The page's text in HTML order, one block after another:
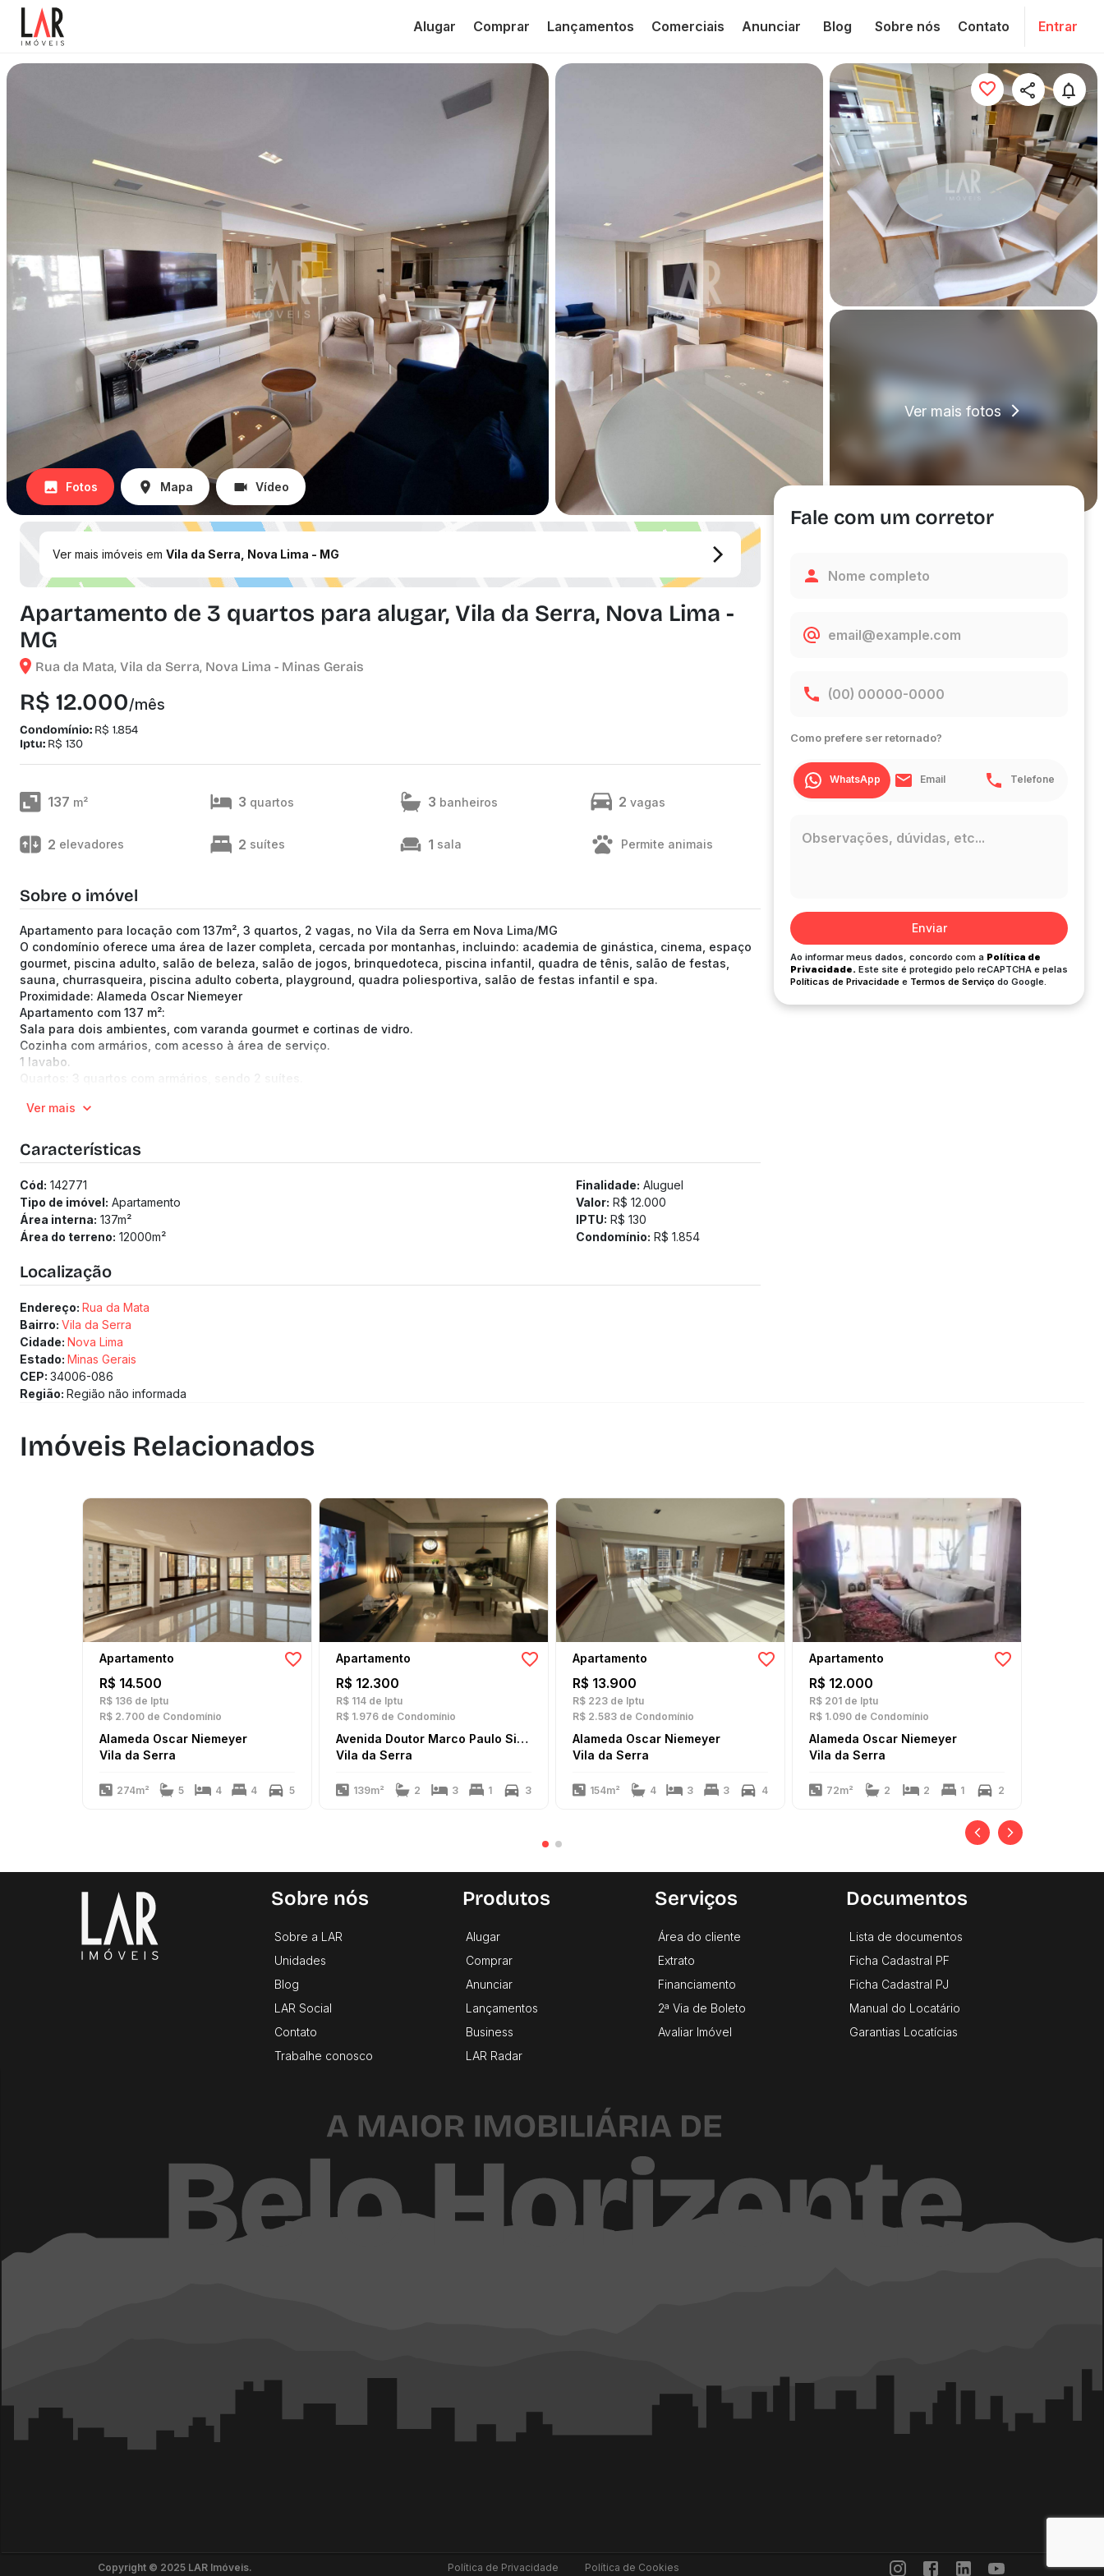
Alugar Comprar Lançamentos Comerciais Anunciar Blog Sobre nós Contato Entrar
Ver mais fotos
Fotos Mapa Vídeo
Ver mais imóveis em Vila da Serra, Nova Lima - MG
Apartamento de 3 quartos para alugar, Vila da Serra, Nova Lima -
MG
Rua da Mata, Vila da Serra, Nova Lima - Minas Gerais
R$ 12.000/mês
Condomínio: R$ 1.854
Iptu: R$ 130
137 m² 3 quartos 3 banheiros 2 vagas
2 elevadores 2 suítes 1 sala Permite animais
Sobre o imóvel
Apartamento para locação com 137m², 3 quartos, 2 vagas, no Vila da Serra em Nova Lima/MG
O condomínio oferece uma área de lazer completa, cercada por montanhas, incluindo: academia de ginástica, cinema, espaço
gourmet, piscina adulto, salão de beleza, salão de jogos, brinquedoteca, piscina infantil, quadra de tênis, salão de festas,
sauna, churrasqueira, piscina adulto coberta, playground, quadra poliesportiva, salão de festas infantil e spa.
Proximidade: Alameda Oscar Niemeyer
Apartamento com 137 m²:
Sala para dois ambientes, com varanda gourmet e cortinas de vidro.
Cozinha com armários, com acesso à área de serviço.
1 lavabo.
Quartos: 3 quartos com armários, sendo 2 suítes.
Ver mais
Características
Cód: 142771
Tipo de imóvel: Apartamento
Área interna: 137m²
Área do terreno: 12000m²
Finalidade: Aluguel
Valor: R$ 12.000
IPTU: R$ 130
Condomínio: R$ 1.854
Localização
Endereço: Rua da Mata
Bairro: Vila da Serra
Cidade: Nova Lima
Estado: Minas Gerais
CEP: 34006-086
Região: Região não informada
Fale com um corretor
Como prefere ser retornado?
WhatsApp Email Telefone
Enviar
Ao informar meus dados, concordo com a Política de
Privacidade. Este site é protegido pelo reCAPTCHA e pelas
Políticas de Privacidade e Termos de Serviço do Google.
Imóveis Relacionados
Apartamento
R$ 14.500
R$ 136 de Iptu
R$ 2.700 de Condomínio
Alameda Oscar Niemeyer
Vila da Serra
274m² 5 4 4 5
Apartamento
R$ 12.300
R$ 114 de Iptu
R$ 1.976 de Condomínio
Avenida Doutor Marco Paulo Simon Jardim
Vila da Serra
139m² 2 3 1 3
Apartamento
R$ 13.900
R$ 223 de Iptu
R$ 2.583 de Condomínio
Alameda Oscar Niemeyer
Vila da Serra
154m² 4 3 3 4
Apartamento
R$ 12.000
R$ 201 de Iptu
R$ 1.090 de Condomínio
Alameda Oscar Niemeyer
Vila da Serra
72m² 2 2 1 2
Sobre nós
Sobre a LAR
Unidades
Blog
LAR Social
Contato
Trabalhe conosco
Produtos
Alugar
Comprar
Anunciar
Lançamentos
Business
LAR Radar
Serviços
Área do cliente
Extrato
Financiamento
2ª Via de Boleto
Avaliar Imóvel
Documentos
Lista de documentos
Ficha Cadastral PF
Ficha Cadastral PJ
Manual do Locatário
Garantias Locatícias
Copyright © 2025 LAR Imóveis. Política de Privacidade Política de Cookies